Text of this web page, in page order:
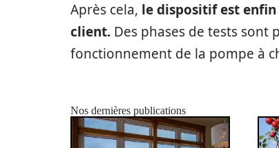
Après cela, le dispositif est
client. Des phases de tests sont
fonctionnement de la pompe à
Nos dernières publications